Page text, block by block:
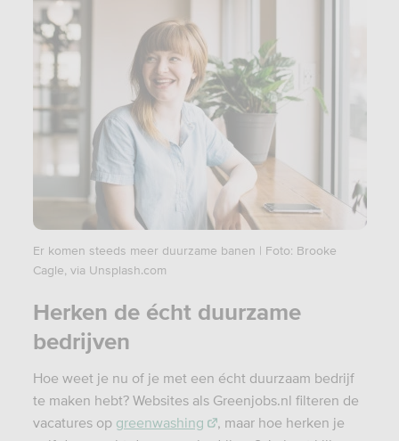
Er komen steeds meer duurzame banen | Foto: Brooke
Cagle, via Unsplash.com
Herken de écht duurzame
bedrijven
Hoe weet je nu of je met een écht duurzaam bedrijf
te maken hebt? Websites als Greenjobs.nl filteren de
vacatures op greenwashing
, maar hoe herken je